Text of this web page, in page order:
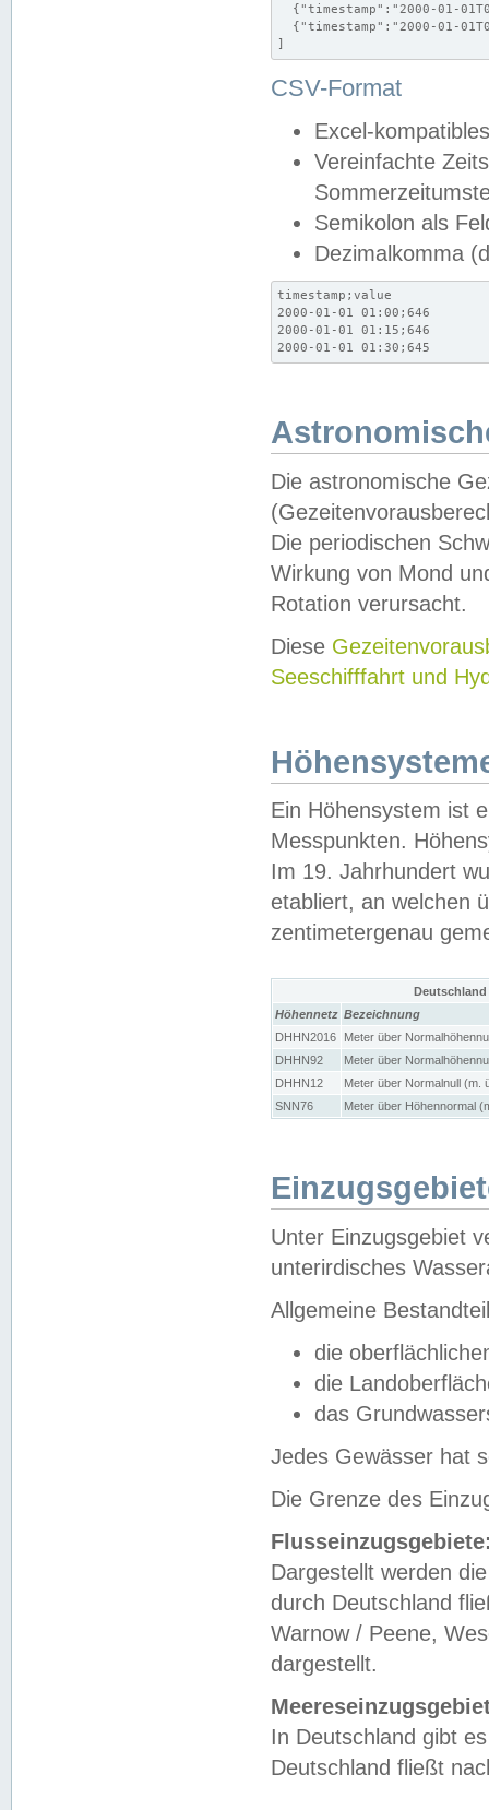
{"timestamp":"2000-01-
{"timestamp":"2000-01-
]
CSV-Format
Excel-
Vereinfachte
Semikolon als
Dezimalkomma
timestamp;value
2000-01-01 01:00;646
2000-01-01 01:15;646
2000-01-01 01:30;645
Die astronomische
Die periodischen
Wirkung von Mond
Rotation verursacht.
Diese
Seeschifffahrt und
Ein Höhensystem ist
Messpunkten.
Im 19. Jahrhundert
etabliert, an welchen
zentimetergenau
Höhennetz Bezeichnung
DHHN2016
Meter über
DHHN92
Meter über
DHHN12
Meter über Normalnull (m.
SNN76
Meter über Höhennormal
Unter Einzugsgebiet
unterirdisches
Allgemeine
die
die
das
Jedes Gewässer hat
Die Grenze des
Dargestellt werden
durch Deutschland
Warnow / Peene,
dargestellt.
In Deutschland gibt
Deutschland fließt